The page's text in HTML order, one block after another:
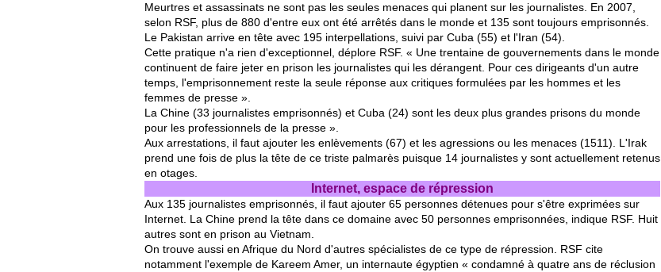
Meurtres et assassinats ne sont pas les seules menaces qui planent sur les journalistes. En 2007,
selon RSF, plus de 880 d'entre eux ont été arrêtés dans le monde et 135 sont toujours emprisonnés.
Le Pakistan arrive en tête avec 195 interpellations, suivi par Cuba (55) et l'Iran (54).
Cette pratique n'a rien d'exceptionnel, déplore RSF. « Une trentaine de gouvernements dans le monde
continuent de faire jeter en prison les journalistes qui les dérangent. Pour ces dirigeants d'un autre
temps, l'emprisonnement reste la seule réponse aux critiques formulées par les hommes et les
femmes de presse ».
La Chine (33 journalistes emprisonnés) et Cuba (24) sont les deux plus grandes prisons du monde
pour les professionnels de la presse ».
Aux arrestations, il faut ajouter les enlèvements (67) et les agressions ou les menaces (1511). L'Irak
prend une fois de plus la tête de ce triste palmarès puisque 14 journalistes y sont actuellement retenus
en otages.
Internet, espace de répression
Aux 135 journalistes emprisonnés, il faut ajouter 65 personnes détenues pour s'être exprimées sur
Internet. La Chine prend la tête dans ce domaine avec 50 personnes emprisonnées, indique RSF. Huit
autres sont en prison au Vietnam.
On trouve aussi en Afrique du Nord d'autres spécialistes de ce type de répression. RSF cite
notamment l'exemple de Kareem Amer, un internaute égyptien « condamné à quatre ans de réclusion